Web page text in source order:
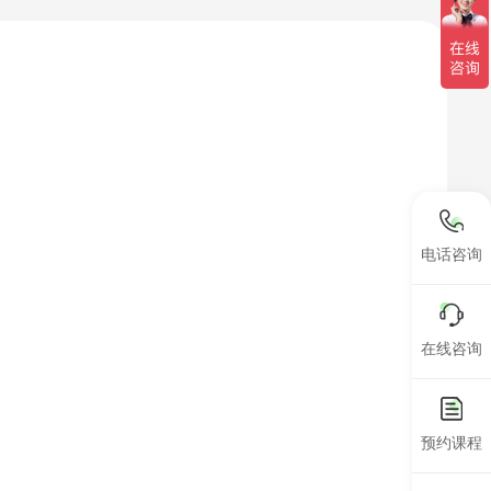
电话咨询
在线咨询
预约课程